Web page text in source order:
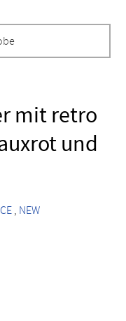
mit retro
und
NEW